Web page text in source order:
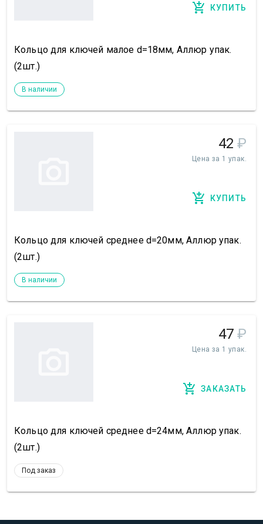
КУПИТЬ
Кольцо для ключей малое d=18мм, Аллюр упак.
(2шт.)
В наличии
42 ₽
Цена за 1 упак.
КУПИТЬ
Кольцо для ключей среднее d=20мм, Аллюр упак.
(2шт.)
В наличии
47 ₽
Цена за 1 упак.
ЗАКАЗАТЬ
Кольцо для ключей среднее d=24мм, Аллюр упак.
(2шт.)
Под заказ